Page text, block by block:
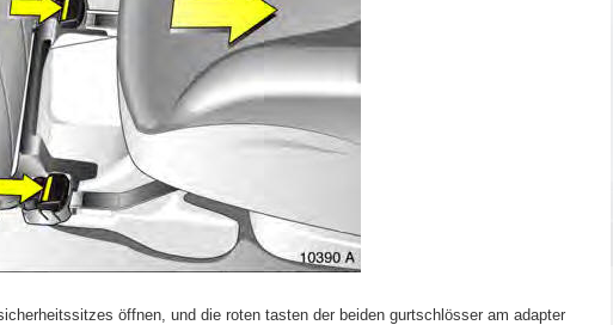
öffnen, und die roten tasten der beiden gurtschlösser am adapter